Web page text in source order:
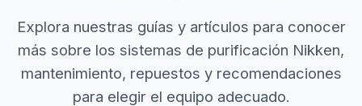
Explora nuestras guías y artículos para conocer
más sobre los sistemas de purificación Nikken,
mantenimiento, repuestos y recomendaciones
para elegir el equipo adecuado.